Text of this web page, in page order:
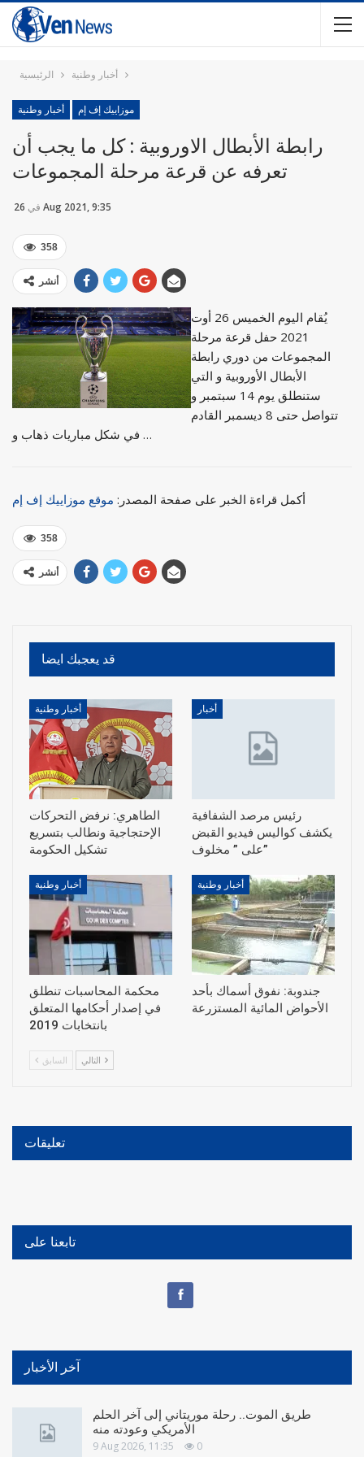
الرئيسية أخبار وطنية
أخبار وطنية موزاييك إف إم
رابطة الأبطال الاوروبية : كل ما يجب أن
في 26 Aug 2021, 9:35
358
أنشر
يُقام اليوم الخميس 26 أوت
2021 حفل قرعة مرحلة
المجموعات من دوري رابطة
الأبطال الأوروبية و التي
ستنطلق يوم 14 سبتمبر و
تتواصل حتى 8 ديسمبر القادم
في شكل مباريات ذهاب و …
أكمل قراءة الخبر على صفحة المصدر: موقع موزاييك إف إم
358
أنشر
قد يعجبك ايضا
أخبار وطنية
الطاهري: نرفض التحركات
الإحتجاجية ونطالب بتسريع
أخبار
رئيس مرصد الشفافية
يكشف كواليس فيديو القبض
على ” مخلوف”
أخبار وطنية
محكمة المحاسبات تنطلق
في إصدار أحكامها المتعلق
بانتخابات 2019
أخبار وطنية
جندوبة: نفوق أسماك بأحد
الأحواض المائية المستزرعة
السابق
تعليقات
تابعنا على
آخر الأخبار
طريق الموت.. رحلة موريتاني إلى آخر الحلم
الأمريكي وعودته منه
9 Aug 2026, 11:35 0